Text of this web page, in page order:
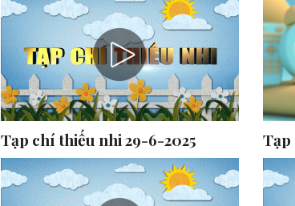
Tạp chí thiếu nhi 29-6-2025 Tạp